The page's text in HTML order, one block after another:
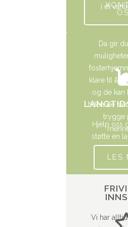
i et
Hjelp oss
støtte en
Da gir
klare til å
og de kan
tiden de
trygge
LES
Vi har